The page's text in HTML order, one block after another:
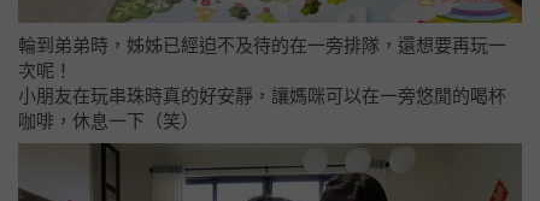
輪到弟弟時，姊姊已經迫不及待的在一旁排隊，還想要再玩一
次呢！
小朋友在玩串珠時真的好安靜，讓媽咪可以在一旁悠閒的喝杯
咖啡，休息一下（笑）